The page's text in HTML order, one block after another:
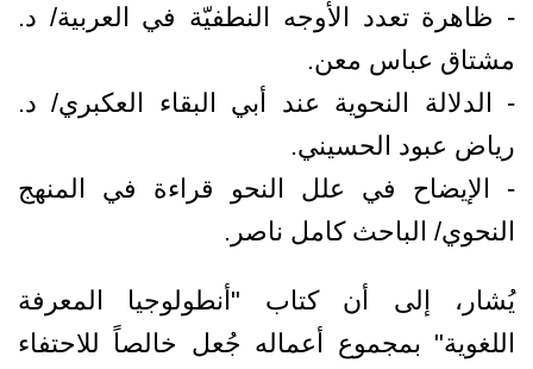
- ظاهرة تعدد الأوجه النطفيّة في العربية/ د.
مشتاق عباس معن.
- الدلالة النحوية عند أبي البقاء العكبري/ د.
رياض عبود الحسيني.
- الإيضاح في علل النحو قراءة في المنهج
النحوي/ الباحث كامل ناصر.
يُشار، إلى أن كتاب "أنطولوجيا المعرفة
اللغوية" بمجموع أعماله جُعل خالصاً للاحتفاء